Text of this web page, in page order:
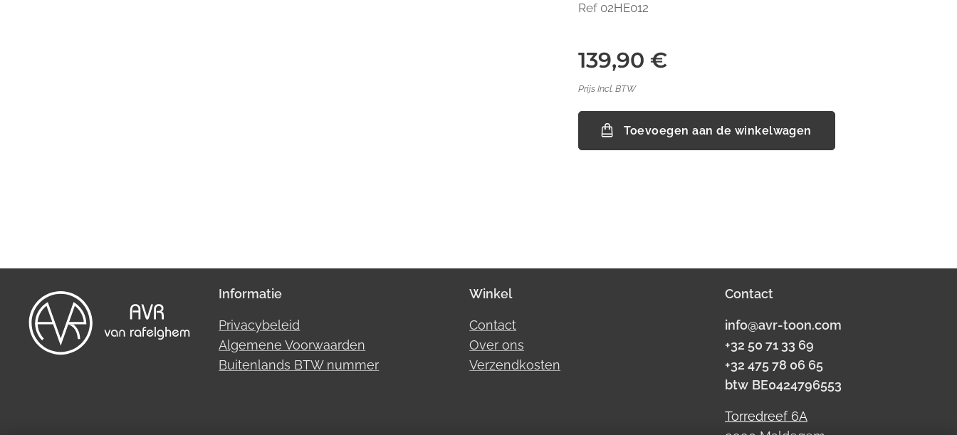
Ref 02HE012
139,90 €
Prijs Incl. BTW
Toevoegen aan de winkelwagen
Informatie
Privacybeleid
Algemene Voorwaarden
Buitenlands BTW nummer
Winkel
Contact
Over ons
Verzendkosten
Contact
info@avr-toon.com
+32 50 71 33 69
+32 475 78 06 65
btw BE0424796553
Torredreef 6A